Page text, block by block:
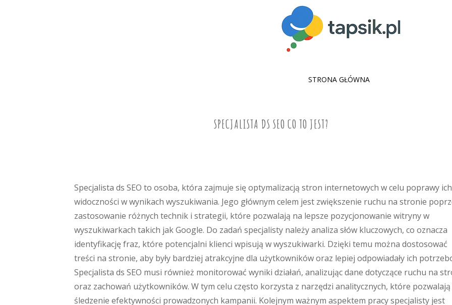
SKIP
STRONA GŁÓWNA
SPECJALISTA DS SEO CO TO JEST?
Specjalista ds SEO to osoba, która zajmuje się optymalizacją stron internetowych w celu poprawy ich
widoczności w wynikach wyszukiwania. Jego głównym celem jest zwiększenie ruchu na stronie
zastosowanie różnych technik i strategii, które pozwalają na lepsze pozycjonowanie witryny w
wyszukiwarkach takich jak Google. Do zadań specjalisty należy analiza słów kluczowych, co oznacza
identyfikację fraz, które potencjalni klienci wpisują w wyszukiwarki. Dzięki temu można dostosować
treści na stronie, aby były bardziej atrakcyjne dla użytkowników oraz lepiej odpowiadały ich
Specjalista ds SEO musi również monitorować wyniki działań, analizując dane dotyczące ruchu na
oraz zachowań użytkowników. W tym celu często korzysta z narzędzi analitycznych, które pozwalają
śledzenie efektywności prowadzonych kampanii. Kolejnym ważnym aspektem pracy specjalisty jest